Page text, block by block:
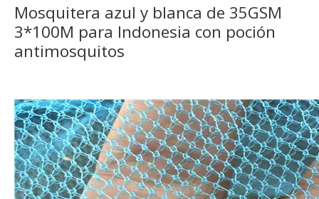
Mosquitera azul y blanca de 35GSM
3*100M para Indonesia con poción
antimosquitos